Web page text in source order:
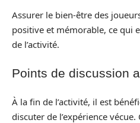
Assurer le bien-être des
positive et mémorable, ce qui
de l’activité.
Points de discussion
À la fin de l’activité, il est
discuter de l’expérience